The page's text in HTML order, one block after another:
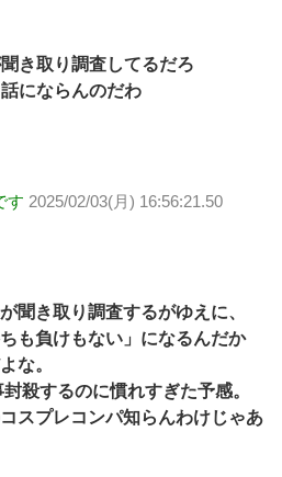
き取り調査してるだろ
にならんのだわ
す 2025/02/03(月) 16:56:21.50
聞き取り調査するがゆえに、
も負けもない」になるんだか
な。
殺するのに慣れすぎた予感。
スプレコンパ知らんわけじゃあ